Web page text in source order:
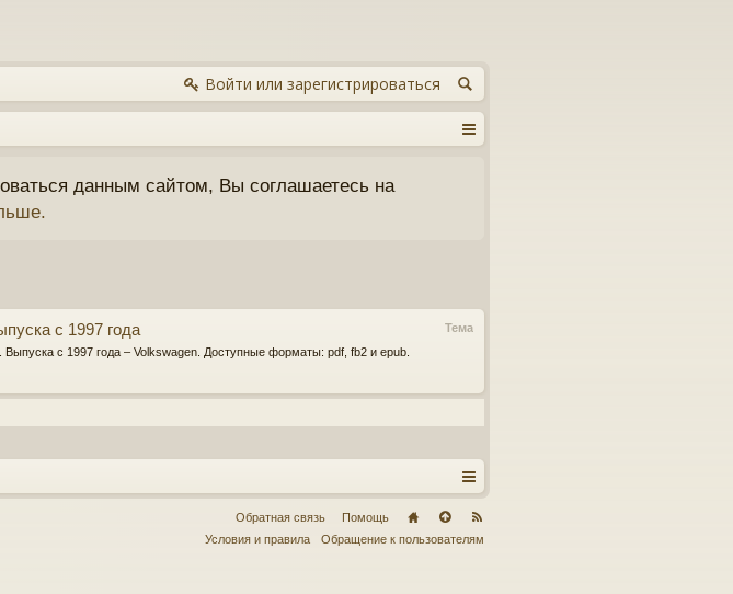
Войти или зарегистрироваться
данным сайтом, Вы соглашаетесь на
Тема
с 1997 года
с 1997 года – Volkswagen. Доступные форматы: pdf, fb2 и epub.
Обратная связь
Помощь
Условия и правила
Обращение к пользователям